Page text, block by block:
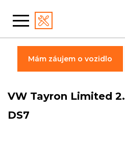
VW Tayron Limited
DS7
Mám záujem o vozidlo